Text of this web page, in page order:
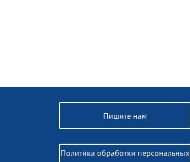
Пишите нам
Политика обработки персональных